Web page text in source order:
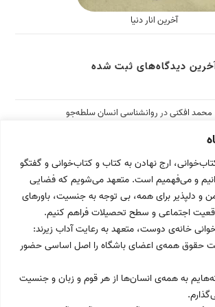
ارج نهادن به کتاب و کتاب‌خوانی و گفتگو
و می‌فهمیم است. متعهد می‌شویم که فضایی
و دلپذیر برای همه، بی توجه به جنسیت، باورهای
اجتماعی و سطح تحصیلات فراهم کنیم.
خانه‌ی دوست، متعهد به رعایت آداب زیرند:
حقوق همه‌ی اعضای باشگاه را اصل اساسی حضور
به همه‌ی انسان‌ها از هر قوم و زبان و جنسیت
آخرین انار دنیا
دیدگاه‌های ثبت شده
محمد افکنیدرروانشناسی انسان سلطه‌جو
I am Nobody در روانشناسی انسان سلطه‌جو
اریک فروم را با…
محمد افکنیدرروانشناسی انسان سلطه‌جو